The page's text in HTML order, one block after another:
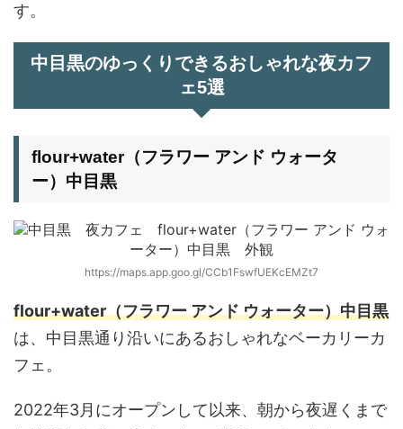
す。
中目黒のゆっくりできるおしゃれな夜カフ
ェ5選
flour+water（フラワー アンド ウォータ
ー）中目黒
https://maps.app.goo.gl/CCb1FswfUEKcEMZt7
flour+water（フラワー アンド ウォーター）中目黒
は、中目黒通り沿いにあるおしゃれなベーカリーカ
フェ。
2022年3月にオープンして以来、朝から夜遅くまで